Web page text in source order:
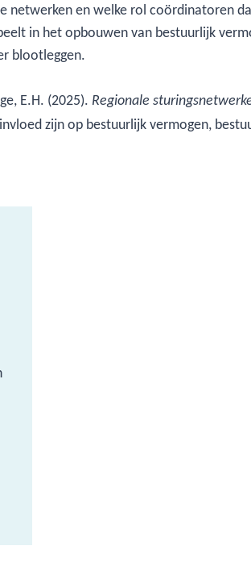
en welke rol coördinatoren
in het opbouwen van bestuurlijk
blootleggen.
E.H. (2025). Regionale
zijn op bestuurlijk vermogen,